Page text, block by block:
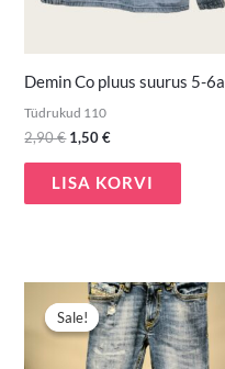
Demin Co pluus suurus 5-6a
Tüdrukud 110
2,90€ 1,50€
LISA KORVI
Sale!
Sale!
Algne
hind
oli:
15,90 €.
Praegune
hind
on:
10,00 €.